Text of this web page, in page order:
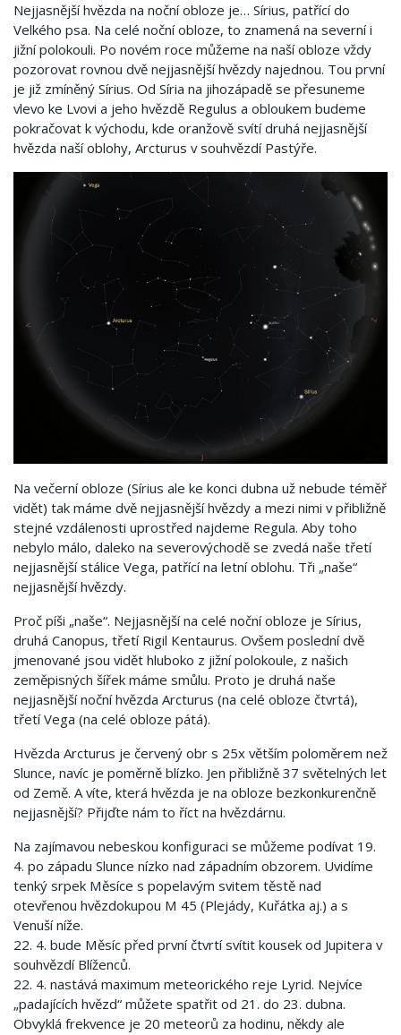
Nejjasnější hvězda na noční obloze je… Sírius, patřící do
Velkého psa. Na celé noční obloze, to znamená na severní i
jižní polokouli. Po novém roce můžeme na naší obloze vždy
pozorovat rovnou dvě nejjasnější hvězdy najednou. Tou první
je již zmíněný Sírius. Od Síria na jihozápadě se přesuneme
vlevo ke Lvovi a jeho hvězdě Regulus a obloukem budeme
pokračovat k východu, kde oranžově svítí druhá nejjasnější
hvězda naší oblohy, Arcturus v souhvězdí Pastýře.
Na večerní obloze (Sírius ale ke konci dubna už nebude téměř
vidět) tak máme dvě nejjasnější hvězdy a mezi nimi v přibližně
stejné vzdálenosti uprostřed najdeme Regula. Aby toho
nebylo málo, daleko na severovýchodě se zvedá naše třetí
nejjasnější stálice Vega, patřící na letní oblohu. Tři „naše“
nejjasnější hvězdy.
Proč píši „naše“. Nejjasnější na celé noční obloze je Sírius,
druhá Canopus, třetí Rigil Kentaurus. Ovšem poslední dvě
jmenované jsou vidět hluboko z jižní polokoule, z našich
zeměpisných šířek máme smůlu. Proto je druhá naše
nejjasnější noční hvězda Arcturus (na celé obloze čtvrtá),
třetí Vega (na celé obloze pátá).
Hvězda Arcturus je červený obr s 25x větším poloměrem než
Slunce, navíc je poměrně blízko. Jen přibližně 37 světelných let
od Země. A víte, která hvězda je na obloze bezkonkurenčně
nejjasnější? Přijďte nám to říct na hvězdárnu.
Na zajímavou nebeskou konfiguraci se můžeme podívat 19.
4. po západu Slunce nízko nad západním obzorem. Uvidíme
tenký srpek Měsíce s popelavým svitem těstě nad
otevřenou hvězdokupou M 45 (Plejády, Kuřátka aj.) a s
Venuší níže.
22. 4. bude Měsíc před první čtvrtí svítit kousek od Jupitera v
souhvězdí Blíženců.
22. 4. nastává maximum meteorického reje Lyrid. Nejvíce
„padajících hvězd“ můžete spatřit od 21. do 23. dubna.
Obvyklá frekvence je 20 meteorů za hodinu, někdy ale